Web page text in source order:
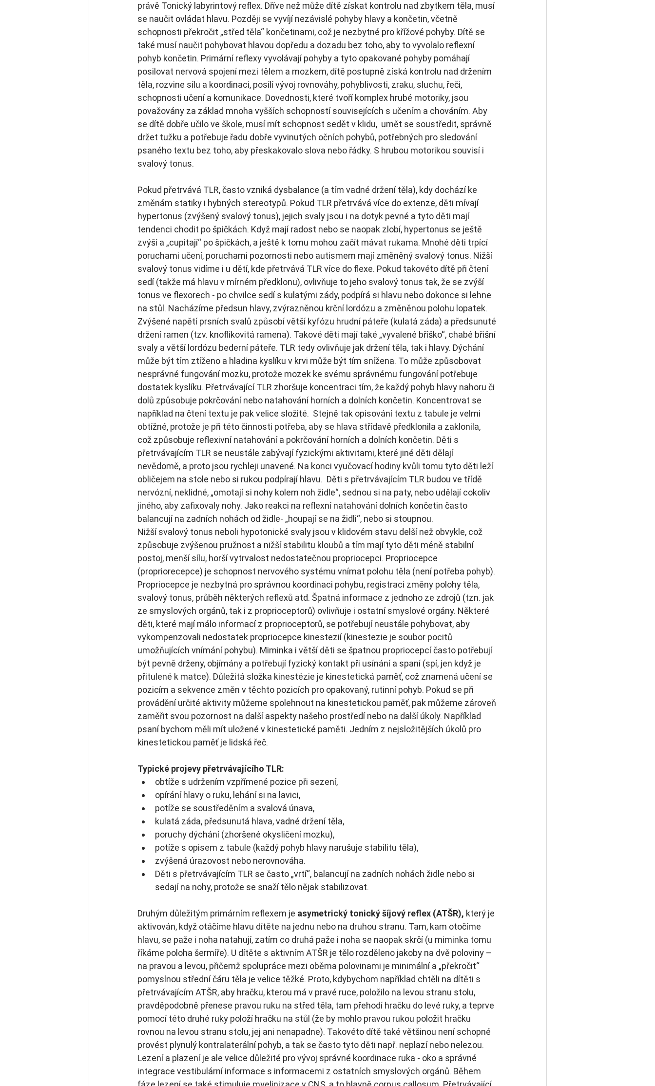
právě Tonický labyrintový reflex. Dříve než může dítě získat kontrolu nad zbytkem těla, musí
se naučit ovládat hlavu. Později se vyvíjí nezávislé pohyby hlavy a končetin, včetně
schopnosti překročit „střed těla“ končetinami, což je nezbytné pro křížové pohyby. Dítě se
také musí naučit pohybovat hlavou dopředu a dozadu bez toho, aby to vyvolalo reflexní
pohyb končetin. Primární reflexy vyvolávají pohyby a tyto opakované pohyby pomáhají
posilovat nervová spojení mezi tělem a mozkem, dítě postupně získá kontrolu nad držením
těla, rozvine sílu a koordinaci, posílí vývoj rovnováhy, pohyblivosti, zraku, sluchu, řeči,
schopnosti učení a komunikace. Dovednosti, které tvoří komplex hrubé motoriky, jsou
považovány za základ mnoha vyšších schopností souvisejících s učením a chováním. Aby
se dítě dobře učilo ve škole, musí mít schopnost sedět v klidu,  umět se soustředit, správně
držet tužku a potřebuje řadu dobře vyvinutých očních pohybů, potřebných pro sledování
psaného textu bez toho, aby přeskakovalo slova nebo řádky. S hrubou motorikou souvisí i
svalový tonus.
Pokud přetrvává TLR, často vzniká dysbalance (a tím vadné držení těla), kdy dochází ke
změnám statiky i hybných stereotypů. Pokud TLR přetrvává více do extenze, děti mívají
hypertonus (zvýšený svalový tonus), jejich svaly jsou i na dotyk pevné a tyto děti mají
tendenci chodit po špičkách. Když mají radost nebo se naopak zlobí, hypertonus se ještě
zvýší a „cupitají“ po špičkách, a ještě k tomu mohou začít mávat rukama. Mnohé děti trpící
poruchami učení, poruchami pozornosti nebo autismem mají změněný svalový tonus. Nižší
svalový tonus vidíme i u dětí, kde přetrvává TLR více do flexe. Pokud takovéto dítě při čtení
sedí (takže má hlavu v mírném předklonu), ovlivňuje to jeho svalový tonus tak, že se zvýší
tonus ve flexorech - po chvilce sedí s kulatými zády, podpírá si hlavu nebo dokonce si lehne
na stůl. Nacházíme předsun hlavy, zvýrazněnou krční lordózu a změněnou polohu lopatek.
Zvýšené napětí prsních svalů způsobí větší kyfózu hrudní páteře (kulatá záda) a předsunuté
držení ramen (tzv. knoflíkovitá ramena). Takové děti mají také „vyvalené bříško“, chabé břišní
svaly a větší lordózu bederní páteře. TLR tedy ovlivňuje jak držení těla, tak i hlavy. Dýchání
může být tím ztíženo a hladina kyslíku v krvi může být tím snížena. To může způsobovat
nesprávné fungování mozku, protože mozek ke svému správnému fungování potřebuje
dostatek kyslíku. Přetrvávající TLR zhoršuje koncentraci tím, že každý pohyb hlavy nahoru či
dolů způsobuje pokrčování nebo natahování horních a dolních končetin. Koncentrovat se
například na čtení textu je pak velice složité.  Stejně tak opisování textu z tabule je velmi
obtížné, protože je při této činnosti potřeba, aby se hlava střídavě předklonila a zaklonila,
což způsobuje reflexivní natahování a pokrčování horních a dolních končetin. Děti s
přetrvávajícím TLR se neustále zabývají fyzickými aktivitami, které jiné děti dělají
nevědomě, a proto jsou rychleji unavené. Na konci vyučovací hodiny kvůli tomu tyto děti leží
obličejem na stole nebo si rukou podpírají hlavu.  Děti s přetrvávajícím TLR budou ve třídě
nervózní, neklidné, „omotají si nohy kolem noh židle“, sednou si na paty, nebo udělají cokoliv
jiného, aby zafixovaly nohy. Jako reakci na reflexní natahování dolních končetin často
balancují na zadních nohách od židle- „houpají se na židli“, nebo si stoupnou.
Nižší svalový tonus neboli hypotonické svaly jsou v klidovém stavu delší než obvykle, což
způsobuje zvýšenou pružnost a nižší stabilitu kloubů a tím mají tyto děti méně stabilní
postoj, menší sílu, horší vytrvalost nedostatečnou propriocepci. Propriocepce
(propriorecepce) je schopnost nervového systému vnímat polohu těla (není potřeba pohyb).
Propriocepce je nezbytná pro správnou koordinaci pohybu, registraci změny polohy těla,
svalový tonus, průběh některých reflexů atd. Špatná informace z jednoho ze zdrojů (tzn. jak
ze smyslových orgánů, tak i z proprioceptorů) ovlivňuje i ostatní smyslové orgány. Některé
děti, které mají málo informací z proprioceptorů, se potřebují neustále pohybovat, aby
vykompenzovali nedostatek propriocepce kinestezií (kinestezie je soubor pocitů
umožňujících vnímání pohybu). Miminka i větší děti se špatnou propriocepcí často potřebují
být pevně drženy, objímány a potřebují fyzický kontakt při usínání a spaní (spí, jen když je
přitulené k matce). Důležitá složka kinestézie je kinestetická paměť, což znamená učení se
pozicím a sekvence změn v těchto pozicích pro opakovaný, rutinní pohyb. Pokud se při
provádění určité aktivity můžeme spolehnout na kinestetickou paměť, pak můžeme zároveň
zaměřit svou pozornost na další aspekty našeho prostředí nebo na další úkoly. Například
psaní bychom měli mít uložené v kinestetické paměti. Jedním z nejsložitějších úkolů pro
kinestetickou paměť je lidská řeč.
Typické projevy přetrvávajícího TLR:
obtíže s udržením vzpřímené pozice při sezení,
opírání hlavy o ruku, lehání si na lavici,
potíže se soustředěním a svalová únava,
kulatá záda, předsunutá hlava, vadné držení těla,
poruchy dýchání (zhoršené okysličení mozku),
potíže s opisem z tabule (každý pohyb hlavy narušuje stabilitu těla),
zvýšená úrazovost nebo nerovnováha.
Děti s přetrvávajícím TLR se často „vrtí“, balancují na zadních nohách židle nebo si
sedají na nohy, protože se snaží tělo nějak stabilizovat.
Druhým důležitým primárním reflexem je asymetrický tonický šíjový reflex (ATŠR), který je
aktivován, když otáčíme hlavu dítěte na jednu nebo na druhou stranu. Tam, kam otočíme
hlavu, se paže i noha natahují, zatím co druhá paže i noha se naopak skrčí (u miminka tomu
říkáme poloha šermíře). U dítěte s aktivním ATŠR je tělo rozděleno jakoby na dvě poloviny –
na pravou a levou, přičemž spolupráce mezi oběma polovinami je minimální a „překročit“
pomyslnou střední čáru těla je velice těžké. Proto, kdybychom například chtěli na dítěti s
přetrvávajícím ATŠR, aby hračku, kterou má v pravé ruce, položilo na levou stranu stolu,
pravděpodobně přenese pravou ruku na střed těla, tam přehodí hračku do levé ruky, a teprve
pomocí této druhé ruky položí hračku na stůl (že by mohlo pravou rukou položit hračku
rovnou na levou stranu stolu, jej ani nenapadne). Takovéto dítě také většinou není schopné
provést plynulý kontralaterální pohyb, a tak se často tyto děti např. neplazí nebo nelezou.
Lezení a plazení je ale velice důležité pro vývoj správné koordinace ruka - oko a správné
integrace vestibulární informace s informacemi z ostatních smyslových orgánů. Během